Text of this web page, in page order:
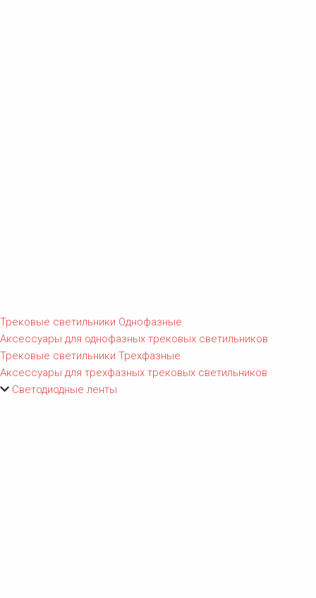
Трековые светильники Однофазные
Аксессуары для однофазных трековых светильников
Трековые светильники Трехфазные
Аксессуары для трехфазных трековых светильников
Светодиодные ленты